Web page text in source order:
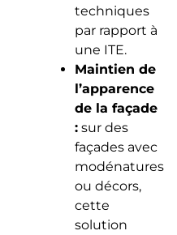
techniques
par rapport à
une ITE.
Maintien de
l’apparence
de la façade
:sur des
façades avec
modénatures
ou décors,
cette
solution